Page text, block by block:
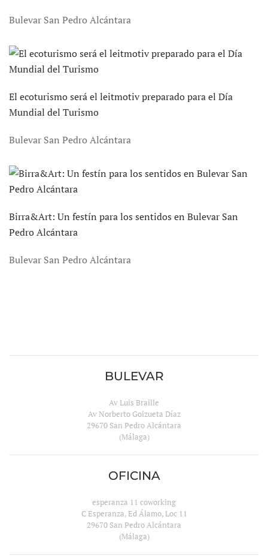
Bulevar San Pedro Alcántara
El ecoturismo será el leitmotiv preparado para el Día
Mundial del Turismo
Bulevar San Pedro Alcántara
Birra&Art: Un festín para los sentidos en Bulevar San
Pedro Alcántara
Bulevar San Pedro Alcántara
BULEVAR
Av Luis Braille
Av Norberto Goizueta Díaz
29670 San Pedro Alcántara
(Málaga)
OFICINA
esperanza 11 coworking
C Esperanza, Ed Álamo, Loc 11
29670 San Pedro Alcántara
(Málaga)